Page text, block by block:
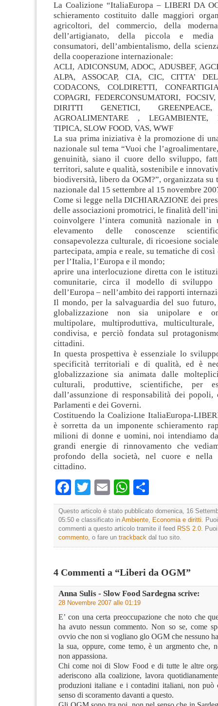
La Coalizione “ItaliaEuropa – LIBERI DA
schieramento costituito dalle maggiori
agricoltori, del commercio, della
dell’artigianato, della piccola e
consumatori, dell’ambientalismo, della
della cooperazione internazionale:
ACLI, ADICONSUM, ADOC, ADUSBEF,
ALPA, ASSOCAP, CIA, CIC, CITTA’
CODACONS, COLDIRETTI,
COPAGRI, FEDERCONSUMATORI,
DIRITTI GENETICI, GREENPEACE,
AGROALIMENTARE , LEGAMBIENTE,
TIPICA, SLOW FOOD, VAS, WWF
La sua prima iniziativa è la promozione di
nazionale sul tema “Vuoi che
genuinità, siano il cuore dello sviluppo,
territori, salute e qualità, sostenibile e
biodiversità, libero da OGM?”, organizzata
nazionale dal 15 settembre al 15 novembre
Come si legge nella DICHIARAZIONE dei
delle associazioni promotrici, le finalità
coinvolgere l’intera comunità nazionale in
elevamento delle conoscenze
consapevolezza culturale, di ricoesione
partecipata, ampia e reale, su tematiche di
per l’Italia, l’Europa e il mondo;
aprire una interlocuzione diretta con le
comunitarie, circa il modello di sviluppo
dell’Europa – nell’ambito dei rapporti
Il mondo, per la salvaguardia del suo
globalizzazione non sia unipolare e
multipolare, multiproduttiva,
condivisa, e perciò fondata sul
cittadini.
In questa prospettiva è essenziale lo
specificità territoriali e di qualità, ed è
globalizzazione sia animata dalle
culturali, produttive, scientifiche, per
dall’assunzione di responsabilità dei
Parlamenti e dei Governi.
Costituendo la Coalizione ItaliaEuropa-
è sorretta da un imponente schieramento
milioni di donne e uomini, noi intendiamo
grandi energie di rinnovamento che
profondo della società, nel cuore e nella
cittadino.
Facebook
TwitterEmailWhatsApp
Questo articolo è stato pubblicato domenica, 16
05:50 e classificato in Ambiente, Economia e diritti.
commenti a questo articolo tramite il feed RSS 2.0.
commento, o fare un trackback dal tuo sito.
4 Commenti a “Liberi da OGM”
Anna Sulis - Slow Food Sardegna scrive:
28 Novembre 2007 alle 01:19
E’ con una certa preoccupazione che noto che
ha avuto nessun commento. Non so se, come
ovvio che non si vogliano glo OGM che nessuno
la sua, oppure, come temo, è un argmento che,
non appassiona.
Chi come noi di Slow Food e di tutte le altre
aderiscono alla coalizione, lavora
produzioni italiane e i contadini italiani, non può
senso di scoramento davanti a questo.